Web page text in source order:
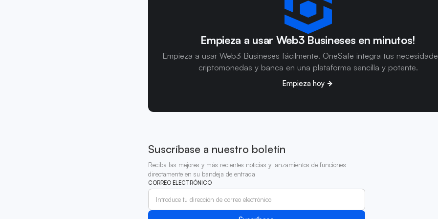
Empieza a usar Web3 Busineses en minutos!
Empieza a usar Web3 Busineses fácilmente. OneSafe integra tus
criptomonedas y banca en una plataforma sencilla y potente.
Empieza hoy
Suscríbase a nuestro boletín
Reciba las mejores y más recientes noticias y lanzamientos de funciones
directamente en su bandeja de entrada
CORREO ELECTRÓNICO